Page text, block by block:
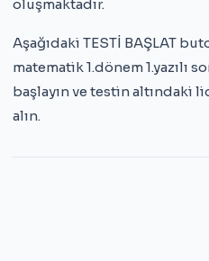
oluşmaktadır.
Aşağıdaki TESTİ BAŞLAT
matematik 1.dönem 1.yazılı
başlayın ve testin altındaki
alın.